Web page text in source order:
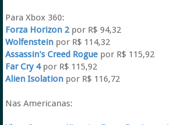
Para Xbox 360:
Forza Horizon 2por R$ 94,32
Wolfensteinpor R$ 114,32
Assassin's Creed Roguepor R$ 115,92
Far Cry 4por R$ 115,92
Alien Isolationpor R$ 116,72
Nas Americanas: